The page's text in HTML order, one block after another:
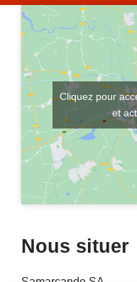
Cliquez pour
et
Nous situer